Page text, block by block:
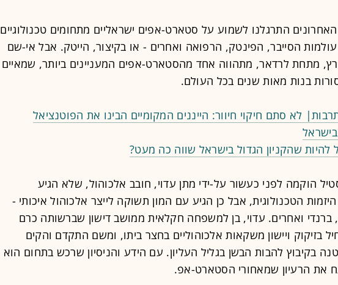
התרגלנו לשמוע על סטארט-אפים ישראליים מתחומים טכנולוגיים
הסייבר, הפינטק, הרפואה ואחרים - או בקיצור, הייטק. אבל אי-שם
מתחת לרדאר, מתהווה אחד מהסטארט-אפים המעניינים ביותר, שמאיים
בנות מאות שנים בכל העולם.
לא סתם חיקוי חיוור: הייננים המקומיים הבינו את הפוטנציאל
להיות שהקניון הגדול בישראל שווה כה מעט?
הוקמה לפני כעשור על-ידי מתן עדוי, חובב אלכוהול, שלא הגיע
הטכנולוגית, אבל כן הגיע עם המון תשוקה לייצר אלכוהול איכותי -
ברנדי ואחרים. עדוי, בן למשפחה חקלאית ממושב דישון שברשותה כרם
בזיקוק ויישון משקאות אלכוהוליים בחצר ביתו, ומשם התקדם והקים
בקיבוץ להבות הבשן בגליל העליון. עם הידע והניסיון שרכש בתחום הוא
את הרעיון שמאחורי הסטארט-אפ.